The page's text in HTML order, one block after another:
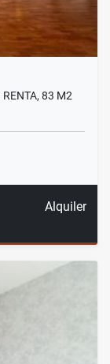
RENTA, 83 M2
Alquiler